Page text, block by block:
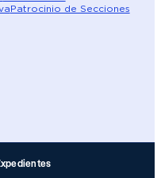
Patrocinio de Secciones